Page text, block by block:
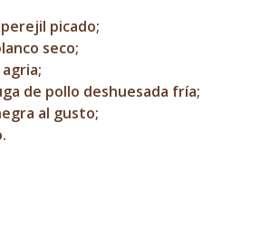
picado;
seco;
de pollo deshuesada fría;
al gusto;